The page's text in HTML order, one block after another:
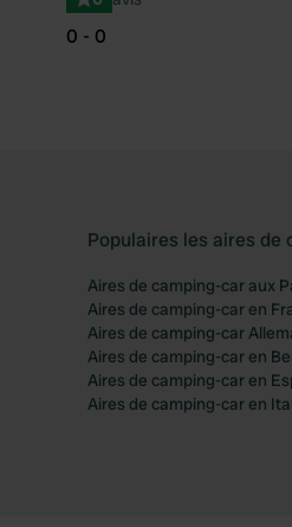
0 - 0
Populaires les aires de
Aires de camping-car aux
Aires de camping-car en
Aires de camping-car
Aires de camping-car en
Aires de camping-car en
Aires de camping-car en